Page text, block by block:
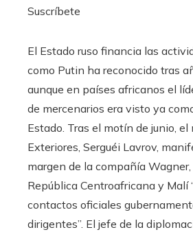
Suscríbete
El Estado ruso financia las
como Putin ha reconocido tras
aunque en países africanos el
de mercenarios era visto ya
Estado. Tras el motín de junio, el
Exteriores, Serguéi Lavrov,
margen de la compañía
República Centroafricana y Malí
contactos oficiales
dirigentes”. El jefe de la